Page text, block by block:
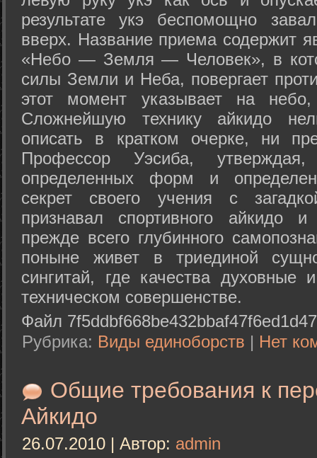
результате укэ беспомощно
вверх. Название приема содержит
«Небо — Земля — Человек», в
силы Земли и Неба, повергает
этот момент указывает на
Сложнейшую технику айкидо
описать в кратком очерке, ни
Профессор Уэсиба,
определенных форм и
секрет своего учения с
признавал спортивного айкидо
прежде всего глубинного
поныне живет в триединой
сингитай, где качества духовные
техническом совершенстве.
Файл
Рубрика: Виды единоборств | Нет
Общие требования к
Айкидо
26.07.2010 | Автор: admin